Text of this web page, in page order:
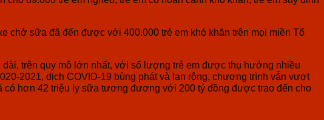
chở sữa đã đến được với 400.000 trẻ em khó khăn trên mọi miền Tổ
trên quy mô lớn nhất, với số lượng trẻ em được thụ hưởng nhiều
2021, dịch COVID-19 bùng phát và lan rộng, chương trình vẫn vượt
hơn 42 triệu ly sữa tương đương với 200 tỷ đồng được trao đến cho